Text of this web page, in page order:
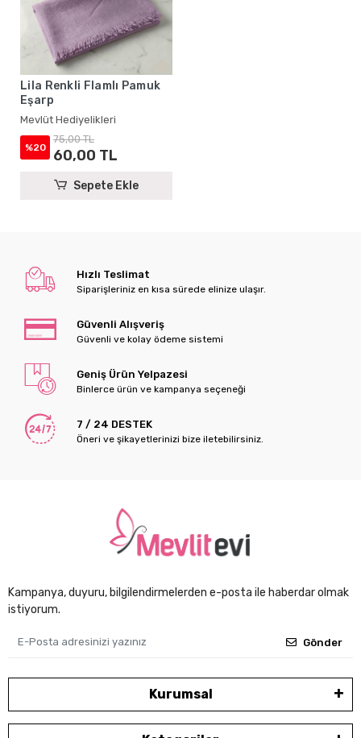
Lila Renkli Flamlı Pamuk
Eşarp
Mevlüt Hediyelikleri
%20
75,00 TL
60,00 TL
Sepete Ekle
Hızlı Teslimat
Siparişleriniz en kısa sürede elinize ulaşır.
Güvenli Alışveriş
Güvenli ve kolay ödeme sistemi
Geniş Ürün Yelpazesi
Binlerce ürün ve kampanya seçeneği
7 / 24 DESTEK
Öneri ve şikayetlerinizi bize iletebilirsiniz.
Kampanya, duyuru, bilgilendirmelerden e-posta ile haberdar olmak
istiyorum.
Gönder
Kurumsal